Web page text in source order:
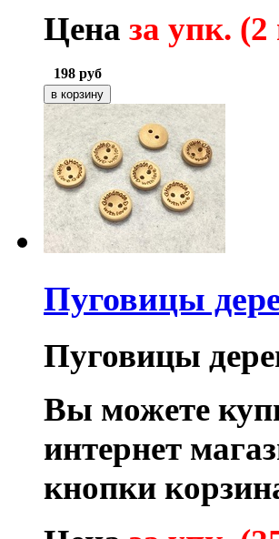
Цена за упк.
198 руб
Пуговицы
Пуговицы
Вы можете
интернет
кнопки